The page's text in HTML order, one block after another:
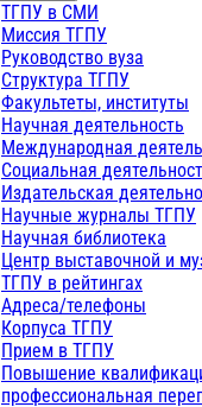
ТГПУ в СМИ
Миссия ТГПУ
Руководство вуза
Структура ТГПУ
Факультеты, институты
Научная деятельность
Международная
Социальная
Издательская
Научные журналы ТГПУ
Научная библиотека
Центр выставочной и
ТГПУ в рейтингах
Адреса/телефоны
Корпуса ТГПУ
Прием в ТГПУ
Повышение
профессиональная